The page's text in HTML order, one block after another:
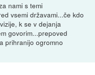
nami s temi
vsemi državami...če kdo
k se v dejanja
govorim...prepoved
prihranijo ogromno